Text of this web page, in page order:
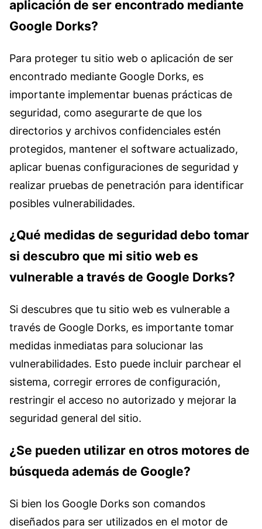
aplicación de ser encontrado mediante
Google Dorks?
Para proteger tu sitio web o aplicación de ser
encontrado mediante Google Dorks, es
importante implementar buenas prácticas de
seguridad, como asegurarte de que los
directorios y archivos confidenciales estén
protegidos, mantener el software actualizado,
aplicar buenas configuraciones de seguridad y
realizar pruebas de penetración para identificar
posibles vulnerabilidades.
¿Qué medidas de seguridad debo tomar
si descubro que mi sitio web es
vulnerable a través de Google Dorks?
Si descubres que tu sitio web es vulnerable a
través de Google Dorks, es importante tomar
medidas inmediatas para solucionar las
vulnerabilidades. Esto puede incluir parchear el
sistema, corregir errores de configuración,
restringir el acceso no autorizado y mejorar la
seguridad general del sitio.
¿Se pueden utilizar en otros motores de
búsqueda además de Google?
Si bien los Google Dorks son comandos
diseñados para ser utilizados en el motor de